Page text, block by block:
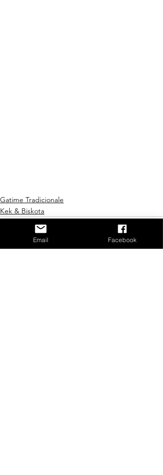
Gatime Tradicionale
Kek & Biskota
Email Facebook